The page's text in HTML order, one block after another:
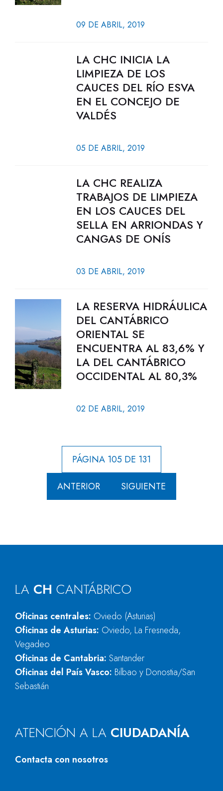
09 DE ABRIL, 2019
LA CHC INICIA LA
LIMPIEZA DE LOS
CAUCES DEL RÍO ESVA
EN EL CONCEJO DE
VALDÉS
05 DE ABRIL, 2019
LA CHC REALIZA
TRABAJOS DE LIMPIEZA
EN LOS CAUCES DEL
SELLA EN ARRIONDAS Y
CANGAS DE ONÍS
03 DE ABRIL, 2019
LA RESERVA HIDRÁULICA
DEL CANTÁBRICO
ORIENTAL SE
ENCUENTRA AL 83,6% Y
LA DEL CANTÁBRICO
OCCIDENTAL AL 80,3%
02 DE ABRIL, 2019
PÁGINA 105 DE 131
ANTERIOR SIGUIENTE
LA CH CANTÁBRICO
Oficinas centrales: Oviedo (Asturias)
Oficinas de Asturias: Oviedo, La Fresneda,
Vegadeo
Oficinas de Cantabria: Santander
Oficinas del País Vasco: Bilbao y Donostia/San
Sebastián
ATENCIÓN A LA CIUDADANÍA
Contacta con nosotros